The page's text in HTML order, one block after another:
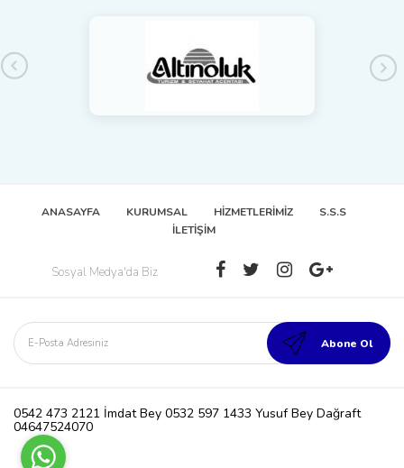
ANASAYFA KURUMSAL HİZMETLERİMİZ
S.S.S
İLETİŞİM
Sosyal Medya'da Biz
0542 473 2121 İmdat Bey 0532 597 1433 Yusuf Bey Dağraft
04647524070